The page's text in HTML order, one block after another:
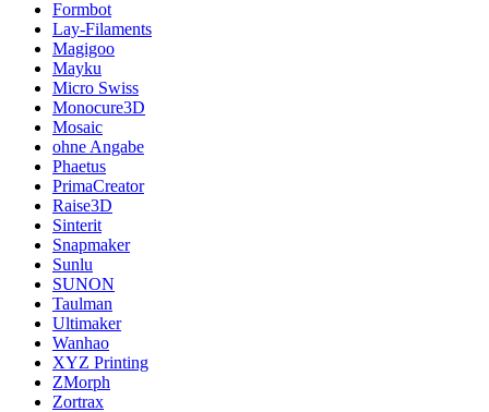
Formbot
Lay-Filaments
Magigoo
Mayku
Micro Swiss
Monocure3D
Mosaic
ohne Angabe
Phaetus
PrimaCreator
Raise3D
Sinterit
Snapmaker
Sunlu
SUNON
Taulman
Ultimaker
Wanhao
XYZ Printing
ZMorph
Zortrax